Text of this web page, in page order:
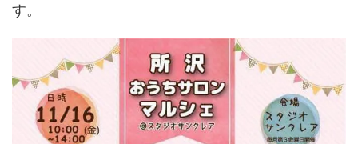
す。